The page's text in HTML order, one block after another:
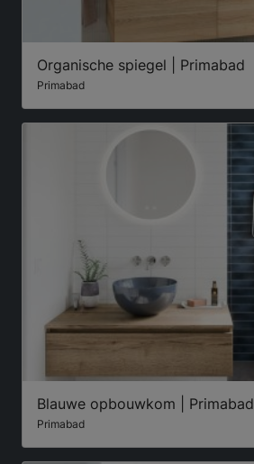
Organische spiegel | Primabad
Primabad
Blauwe opbouwkom | Primabad
Primabad